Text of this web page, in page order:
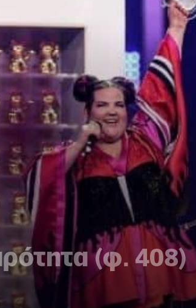
(φ. 408)